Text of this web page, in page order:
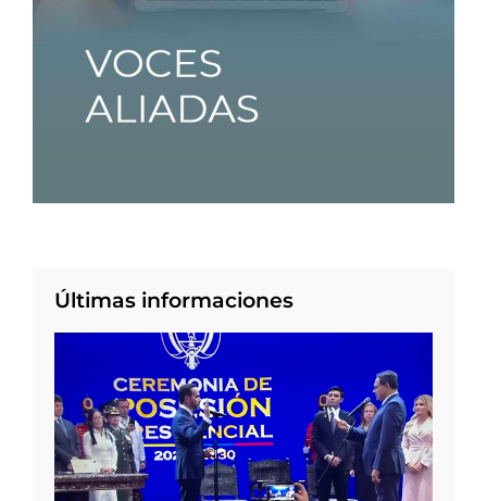
Últimas informaciones